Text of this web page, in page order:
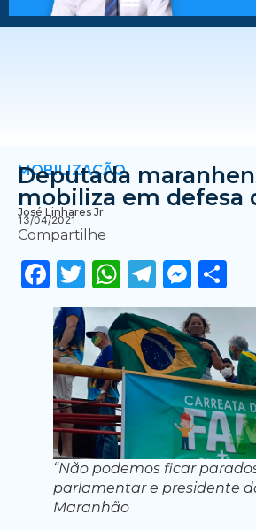
MOBILIZAÇÃO
Deputada
mobiliza em defesa
José Linhares Jr
13/04/2021
Compartilhe
Facebook
Twitter
WhatsApp
“Não podemos ficar
parlamentar e presidente
Maranhão